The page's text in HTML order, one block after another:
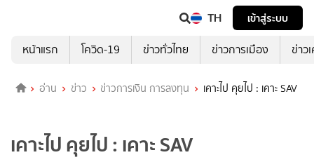
TH
เข้าสู่ระบบ
หน้าแรก
โควิด-19 ข่าวทั่วไทย ข่าวการเมือง ข่าว
อ่าน ข่าว ข่าวการเงิน การลงทุน เคาะไป คุยไป : เคาะ SAV
เคาะไป คุยไป : เคาะ SAV